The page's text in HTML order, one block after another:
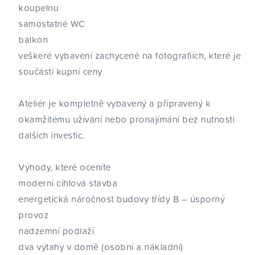
koupelnu
samostatné WC
balkon
veškeré vybavení zachycené na fotografiích, které je
součástí kupní ceny
Ateliér je kompletně vybavený a připravený k
okamžitému užívání nebo pronajímání bez nutnosti
dalších investic.
Výhody, které oceníte
moderní cihlová stavba
energetická náročnost budovy třídy B – úsporný
provoz
nadzemní podlaží
dva výtahy v domě (osobní a nákladní)